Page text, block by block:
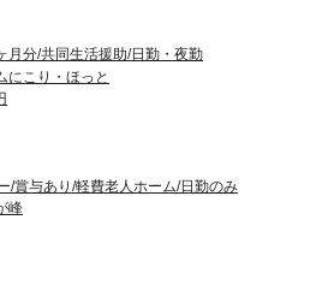
月分/共同生活援助/日勤・夜勤
にこり・ほっと
/賞与あり/軽費老人ホーム/日勤のみ
峰